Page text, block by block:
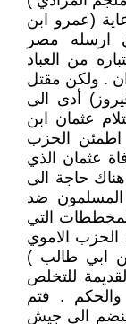
(عمرو ابن
ارسله مصر
من العباد
. ولكن مقتل
أدى الى
عثمان ابن
اطمئن الحزب
عثمان الذي
حاجة الى
المسلمون ضد
التي
الاموي
ابي طالب )
للتخلص
والحكم . فتم
الى جيش